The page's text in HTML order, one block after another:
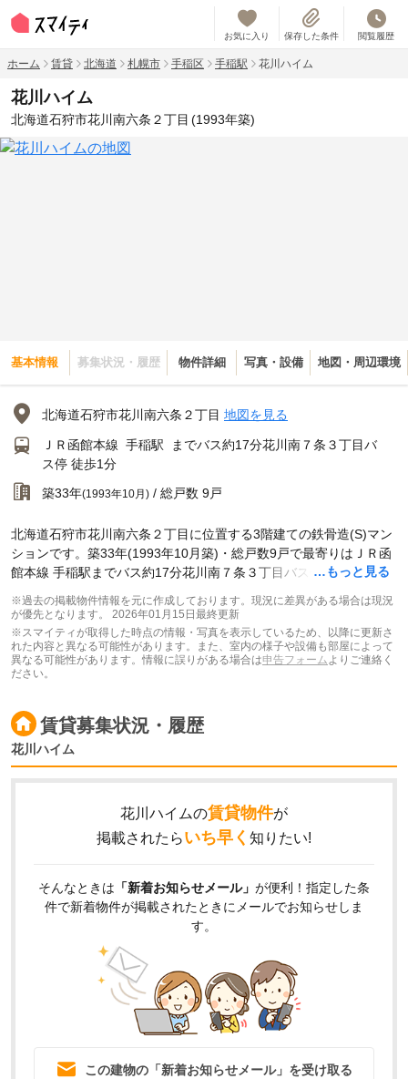
お気に入り 保存した条件 閲覧履歴
ホーム 賃貸 北海道 札幌市 手稲区 手稲駅 花川ハイム
花川ハイム
北海道石狩市花川南六条２丁目 (1993年築)
基本情報 募集状況・履歴 物件詳細 写真・設備 地図・周辺環境
北海道石狩市花川南六条２丁目 地図を見る
ＪＲ函館本線 手稲駅
までバス約17分花川南７条３丁目バ
ス停 徒歩1分
築33年(1993年10月) / 総戸数 9戸
…もっと見る
北海道石狩市花川南六条２丁目に位置する3階建ての鉄骨造(S)マン
ションです。築33年(1993年10月築)・総戸数9戸で最寄りはＪＲ函
館本線 手稲駅までバス約17分花川南７条３丁目バス停 徒歩1分で
※過去の掲載物件情報を元に作成しております。現況に差異がある場合は現況
が優先となります。 2026年01月15日最終更新
※スマイティが取得した時点の情報・写真を表示しているため、以降に更新さ
れた内容と異なる可能性があります。また、室内の様子や設備も部屋によって
異なる可能性があります。情報に誤りがある場合は申告フォームよりご連絡く
ださい。
賃貸募集状況・履歴
花川ハイム
花川ハイムの賃貸物件が
掲載されたらいち早く 知りたい!
そんなときは 「新着お知らせメール」 が便利！指定した条
件で新着物件が掲載されたときにメールでお知らせしま
す。
この建物の「新着お知らせメール」を受け取る